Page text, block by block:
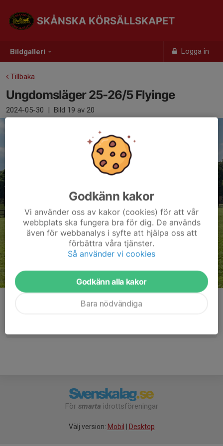
Bildgalleri Logga in
SKÅNSKA KÖRSÄLLSKAPET
Tillbaka
Ungdomsläger 25-26/5 Flyinge
2024-05-30 | Bild 19 av 20
För smarta idrottsföreningar
Välj version: Mobil | Desktop
Godkänn kakor
Vi använder oss av kakor (cookies) för att vår
webbplats ska fungera bra för dig. De används
även för webbanalys i syfte att hjälpa oss att
förbättra våra tjänster.
Så använder vi cookies
Godkänn alla kakor
Bara nödvändiga